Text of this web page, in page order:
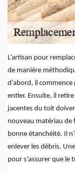
L’artisan pour
de manière
d’abord, il
entier. Ensuite, il
jacentes du toit
nouveau matériau de
bonne étanchéité. Il
enlever les débris.
pour s'assurer que le